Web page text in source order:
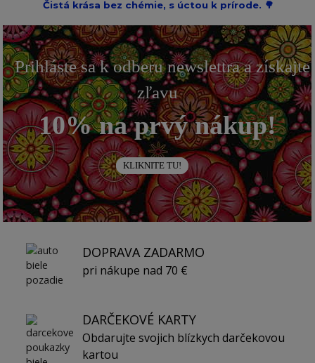
Čistá krása bez chémie, s úctou k prírode. 🌳
Prihláste sa k odberu newslettra a získajte
zľavu
10% na prvý nákup!
KLIKNITE TU!
DOPRAVA ZADARMO
pri nákupe nad 70 €
DARČEKOVÉ KARTY
Obdarujte svojich blízkych darčekovou
kartou